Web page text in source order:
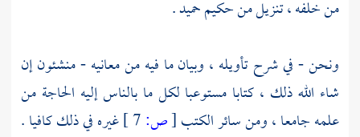
من خلفه ، تنزيل من حكيم حميد .
ونحن - في شرح تأويله ، وبيان ما فيه من معانيه - منشئون إن
شاء الله ذلك ، كتابا مستوعبا لكل ما بالناس إليه الحاجة من
علمه جامعا ، ومن سائر الكتب[ص:
غيره في ذلك كافيا .